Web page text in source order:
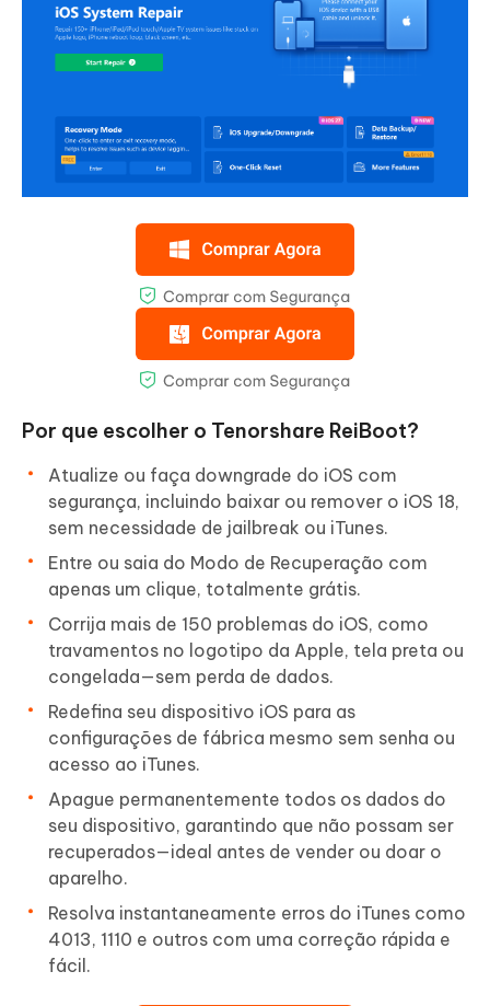
Por que escolher o Tenorshare ReiBoot?
Atualize ou faça downgrade do iOS com
segurança, incluindo baixar ou remover o iOS 18,
sem necessidade de jailbreak ou iTunes.
Entre ou saia do Modo de Recuperação com
apenas um clique, totalmente grátis.
Corrija mais de 150 problemas do iOS, como
travamentos no logotipo da Apple, tela preta ou
congelada—sem perda de dados.
Redefina seu dispositivo iOS para as
configurações de fábrica mesmo sem senha ou
acesso ao iTunes.
Apague permanentemente todos os dados do
seu dispositivo, garantindo que não possam ser
recuperados—ideal antes de vender ou doar o
aparelho.
Resolva instantaneamente erros do iTunes como
4013, 1110 e outros com uma correção rápida e
fácil.